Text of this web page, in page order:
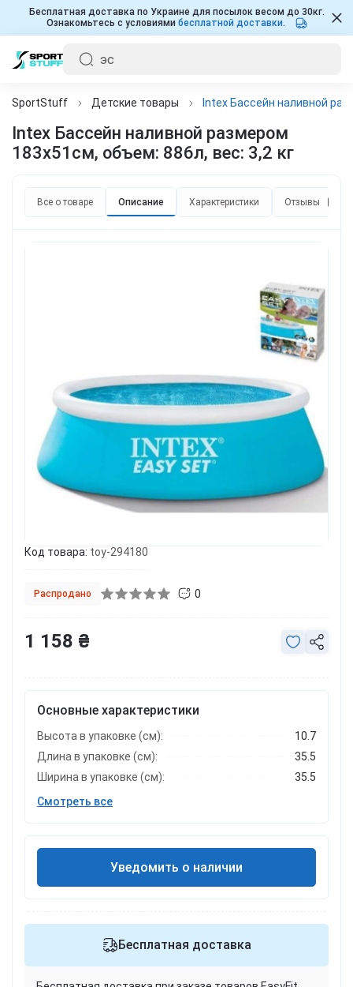
Бесплатная доставка по Украине для посылок весом до 30кг.
Ознакомьтесь с условиями бесплатной доставки.
SportStuff Детские товары Intex Бассейн наливной
Intex Бассейн наливной размером
183х51см, объем: 886л, вес: 3,2 кг
Все о товаре Описание Характеристики Отзывы
Код товара: toy-294180
Распродано 0
Основные характеристики
Высота в упаковке (см):
10.7
Длина в упаковке (см):
35.5
Ширина в упаковке (см):
35.5
Смотреть все
1 158 ₴
Уведомить о наличии
Бесплатная доставка